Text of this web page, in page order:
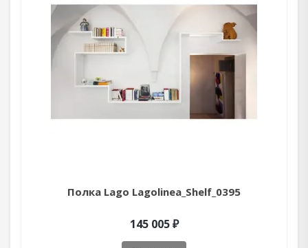
Полка Lago Lagolinea_Shelf_0395
145 005 ₽